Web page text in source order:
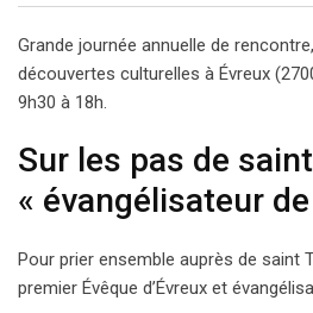
Grande journée annuelle de
découvertes culturelles à Évreux
9h30 à 18h.
Sur les pas de
« évangélisateur
Pour prier ensemble auprès de saint
premier Évêque d’Évreux et